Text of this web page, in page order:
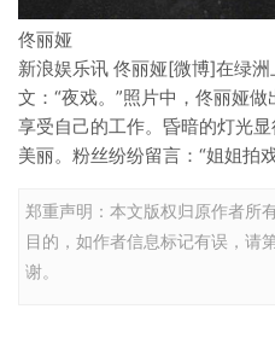
佟丽娅
新浪娱乐讯 佟丽娅[微博]在绿
文：“夜戏。”照片中，佟丽娅
享受自己的工作。昏暗的灯光
美丽。粉丝纷纷留言：“姐姐拍
郑重声明：本文版权归原作者所
目的，如作者信息标记有误，请
谢。